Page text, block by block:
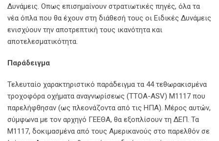
Δυνάμεις. Οπως επισημαίνουν στρατιωτικές πηγές, όλα τα
νέα όπλα που θα έχουν στη διάθεσή τους οι Ειδικές Δυνάμεις
ενισχύουν την αποτρεπτική τους ικανότητα και
αποτελεσματικότητα.
Παράδειγμα
Τελευταίο χαρακτηριστικό παράδειγμα τα 44 τεθωρακισμένα
τροχοφόρα οχήματα αναγνωρίσεως (ΤΤΟΑ-ASV) Μ1117 που
παρελήφθησαν (ως πλεονάζοντα από τις ΗΠΑ). Μέρος αυτών,
σύμφωνα με τον αρχηγό ΓΕΕΘΑ, θα εξοπλίσουν τη ΔΕΠ. Τα
Μ1117, δοκιμασμένα από τους Αμερικανούς στο παρελθόν σε